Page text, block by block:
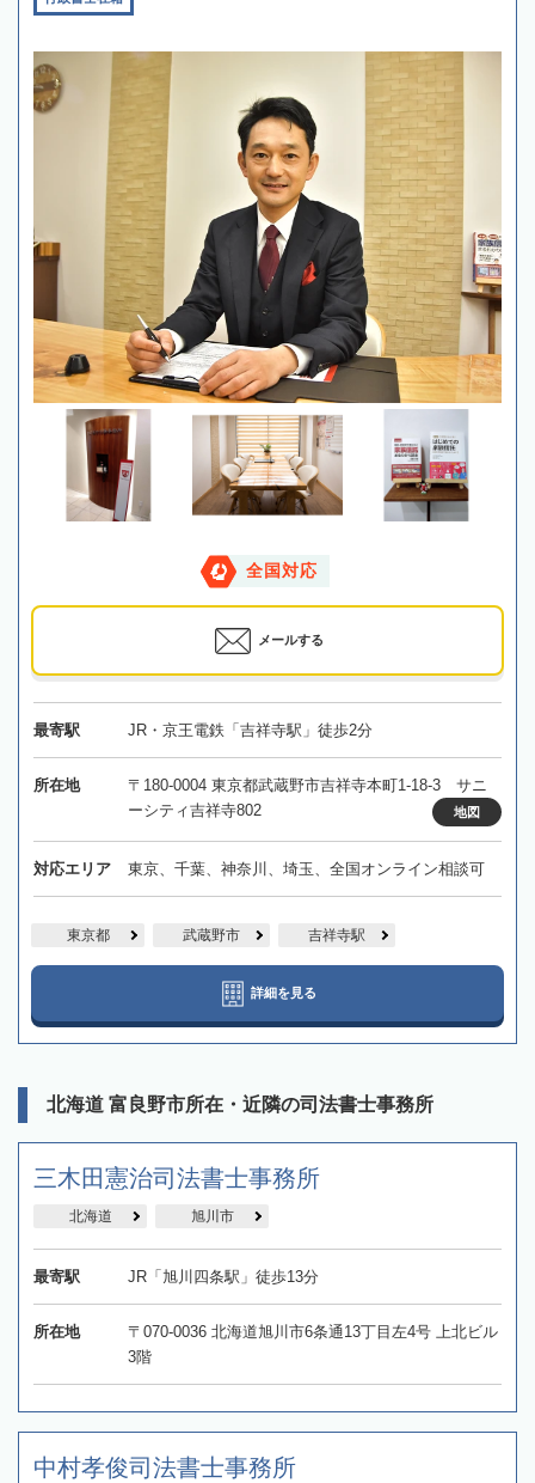
全国対応
メールする
最寄駅 JR・京王電鉄「吉祥寺駅」徒歩2分
所在地
〒180-0004 東京都武蔵野市吉祥寺本町1-18-3 サニ
ーシティ吉祥寺802
地図
対応エリア 東京、千葉、神奈川、埼玉、全国オンライン相談可
東京都 武蔵野市 吉祥寺駅
詳細を見る
北海道 富良野市所在・近隣の司法書士事務所
三木田憲治司法書士事務所
北海道 旭川市
最寄駅 JR「旭川四条駅」徒歩13分
所在地
〒070-0036 北海道旭川市6条通13丁目左4号 上北ビル
3階
中村孝俊司法書士事務所